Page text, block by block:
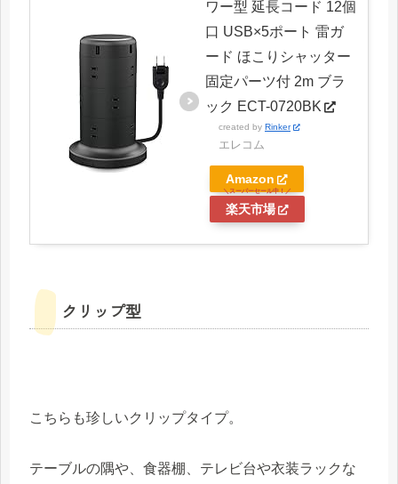
ワー型 延長コード 12個
口 USB×5ポート 雷ガ
ード ほこりシャッター
固定パーツ付 2m ブラ
ック ECT-0720BK
created by Rinker
エレコム
Amazon
楽天市場
クリップ型
こちらも珍しいクリップタイプ。
テーブルの隅や、食器棚、テレビ台や衣装ラックな